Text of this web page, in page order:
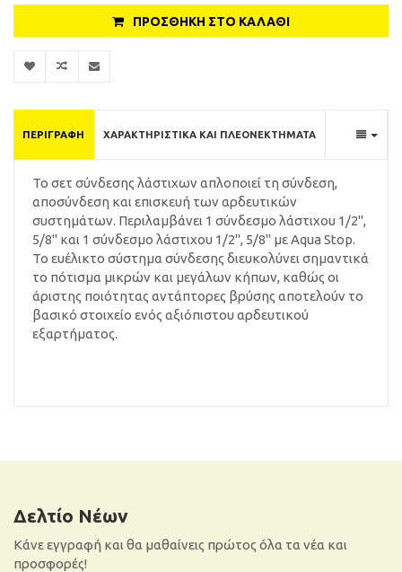
ΠΡΟΣΘΉΚΗ ΣΤΟ ΚΑΛΆΘΙ
ΠΕΡΙΓΡΑΦΉ ΧΑΡΑΚΤΗΡΙΣΤΙΚΆ ΚΑΙ ΠΛΕΟΝΕΚΤΉΜΑΤΑ
To σετ σύνδεσης λάστιχων απλοποιεί τη σύνδεση,
αποσύνδεση και επισκευή των αρδευτικών
συστημάτων. Περιλαμβάνει 1 σύνδεσμο λάστιχου 1/2",
5/8" και 1 σύνδεσμο λάστιχου 1/2", 5/8" με Aqua Stop.
Το ευέλικτο σύστημα σύνδεσης διευκολύνει σημαντικά
το πότισμα μικρών και μεγάλων κήπων, καθώς οι
άριστης ποιότητας αντάπτορες βρύσης αποτελούν το
βασικό στοιχείο ενός αξιόπιστου αρδευτικού
εξαρτήματος.
Δελτίο Νέων
Κάνε εγγραφή και θα μαθαίνεις πρώτος όλα τα νέα και
προσφορές!